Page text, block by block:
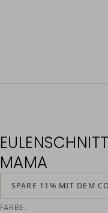
MAMA
SPARE 11% MIT DEM
FARBE: